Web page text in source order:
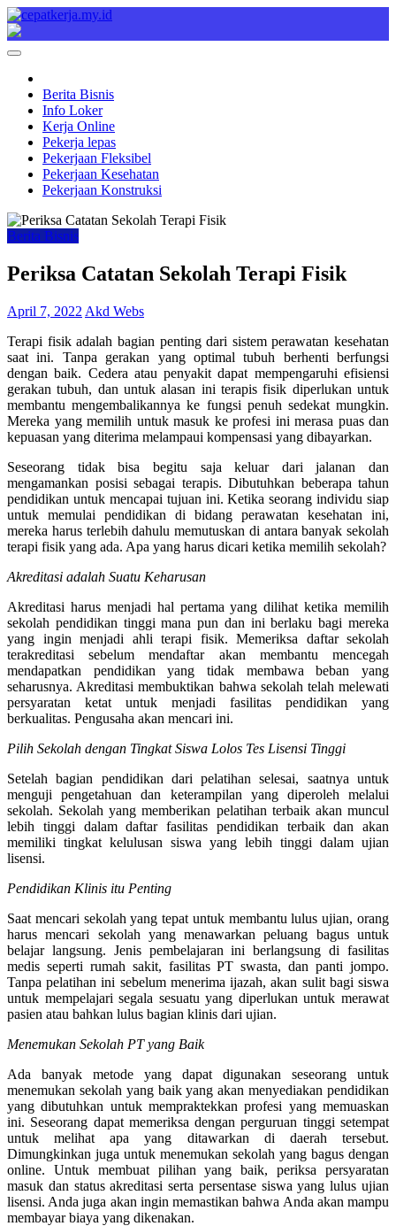
Skip
to
content
Cepat Kerja
Berita Bisnis
Berita Bisnis
Info Loker
Kerja Online
Pekerja lepas
Pekerjaan Fleksibel
Pekerjaan Kesehatan
Pekerjaan Konstruksi
Berita Bisnis
Periksa Catatan Sekolah Terapi Fisik
April 7, 2022 Akd Webs
Terapi fisik adalah bagian penting dari sistem perawatan kesehatan
saat ini. Tanpa gerakan yang optimal tubuh berhenti berfungsi
dengan baik. Cedera atau penyakit dapat mempengaruhi efisiensi
gerakan tubuh, dan untuk alasan ini terapis fisik diperlukan untuk
membantu mengembalikannya ke fungsi penuh sedekat mungkin.
Mereka yang memilih untuk masuk ke profesi ini merasa puas dan
kepuasan yang diterima melampaui kompensasi yang dibayarkan.
Seseorang tidak bisa begitu saja keluar dari jalanan dan
mengamankan posisi sebagai terapis. Dibutuhkan beberapa tahun
pendidikan untuk mencapai tujuan ini. Ketika seorang individu siap
untuk memulai pendidikan di bidang perawatan kesehatan ini,
mereka harus terlebih dahulu memutuskan di antara banyak sekolah
terapi fisik yang ada. Apa yang harus dicari ketika memilih sekolah?
Akreditasi adalah Suatu Keharusan
Akreditasi harus menjadi hal pertama yang dilihat ketika memilih
sekolah pendidikan tinggi mana pun dan ini berlaku bagi mereka
yang ingin menjadi ahli terapi fisik. Memeriksa daftar sekolah
terakreditasi sebelum mendaftar akan membantu mencegah
mendapatkan pendidikan yang tidak membawa beban yang
seharusnya. Akreditasi membuktikan bahwa sekolah telah melewati
persyaratan ketat untuk menjadi fasilitas pendidikan yang
berkualitas. Pengusaha akan mencari ini.
Pilih Sekolah dengan Tingkat Siswa Lolos Tes Lisensi Tinggi
Setelah bagian pendidikan dari pelatihan selesai, saatnya untuk
menguji pengetahuan dan keterampilan yang diperoleh melalui
sekolah. Sekolah yang memberikan pelatihan terbaik akan muncul
lebih tinggi dalam daftar fasilitas pendidikan terbaik dan akan
memiliki tingkat kelulusan siswa yang lebih tinggi dalam ujian
lisensi.
Pendidikan Klinis itu Penting
Saat mencari sekolah yang tepat untuk membantu lulus ujian, orang
harus mencari sekolah yang menawarkan peluang bagus untuk
belajar langsung. Jenis pembelajaran ini berlangsung di fasilitas
medis seperti rumah sakit, fasilitas PT swasta, dan panti jompo.
Tanpa pelatihan ini sebelum menerima ijazah, akan sulit bagi siswa
untuk mempelajari segala sesuatu yang diperlukan untuk merawat
pasien atau bahkan lulus bagian klinis dari ujian.
Menemukan Sekolah PT yang Baik
Ada banyak metode yang dapat digunakan seseorang untuk
menemukan sekolah yang baik yang akan menyediakan pendidikan
yang dibutuhkan untuk mempraktekkan profesi yang memuaskan
ini. Seseorang dapat memeriksa dengan perguruan tinggi setempat
untuk melihat apa yang ditawarkan di daerah tersebut.
Dimungkinkan juga untuk menemukan sekolah yang bagus dengan
online. Untuk membuat pilihan yang baik, periksa persyaratan
masuk dan status akreditasi serta persentase siswa yang lulus ujian
lisensi. Anda juga akan ingin memastikan bahwa Anda akan mampu
membayar biaya yang dikenakan.